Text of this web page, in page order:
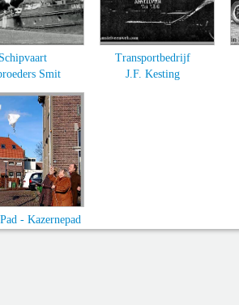
Schipvaart
Smit
Transportbedrijf
J.F. Kesting
- Kazernepad